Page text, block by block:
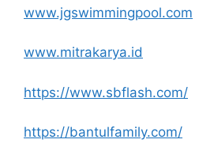
www.jgswimmingpool.com
www.mitrakarya.id
https://www.sbflash.com/
https://bantulfamily.com/